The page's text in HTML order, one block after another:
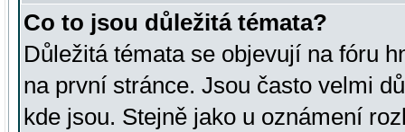
Co to jsou důležitá témata?
Důležitá témata se objevují na fóru
na první stránce. Jsou často velmi
kde jsou. Stejně jako u oznámení